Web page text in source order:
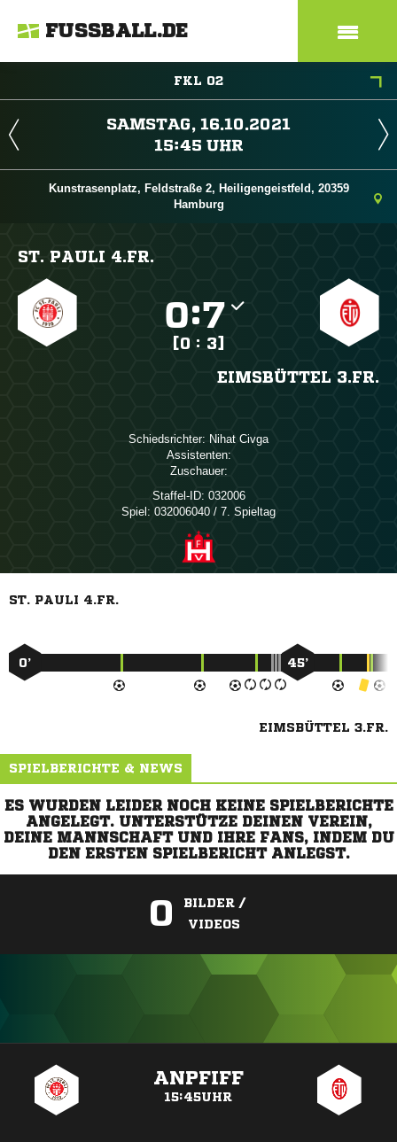
FUSSBALL.DE
FKL 02
 
 
Kunstrasenplatz, Feldstraße 2, Heiligengeistfeld, 20359
Hamburg
ST. PAULI 4.FR.
:
[0 : 3]
EIMSBÜTTEL 3.FR.
Schiedsrichter:  
Assistenten:
Zuschauer:
Staffel-ID: 032006
Spiel: 032006040 / 7. Spieltag
ST. PAULI 4.FR.
0’ 45’
EIMSBÜTTEL 3.FR.
SPIELBERICHTE & NEWS
ES WURDEN LEIDER NOCH KEINE SPIELBERICHTE
ANGELEGT. UNTERSTÜTZE DEINEN VEREIN,
DEINE MANNSCHAFT UND IHRE FANS, INDEM DU
DEN ERSTEN SPIELBERICHT ANLEGST.
0
BILDER /
VIDEOS
ANPFIFF
15:45UHR